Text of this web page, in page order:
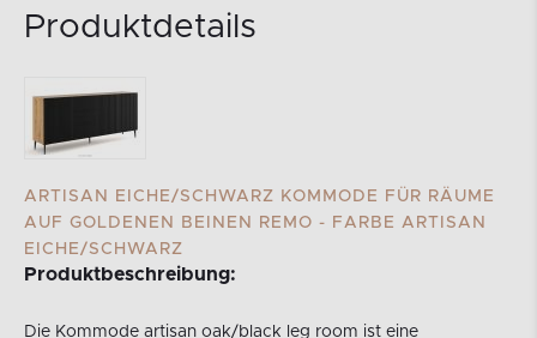
Produktdetails
ARTISAN EICHE/SCHWARZ KOMMODE FÜR RÄUME
AUF GOLDENEN BEINEN REMO - FARBE ARTISAN
EICHE/SCHWARZ
Produktbeschreibung:
Die Kommode artisan oak/black leg room ist eine